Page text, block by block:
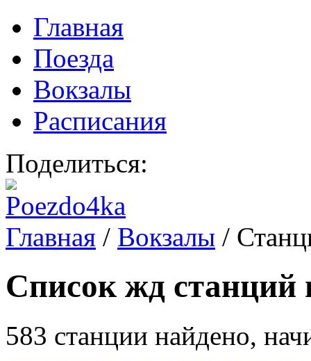
Главная
Поезда
Вокзалы
Расписания
Поделиться:
Главная / Вокзалы /
Список жд станций
583 станции найдено,